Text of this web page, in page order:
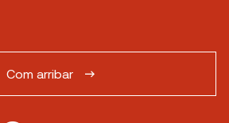
Com arribar